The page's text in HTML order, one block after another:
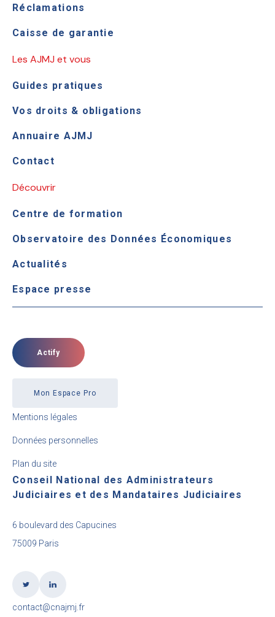
Réclamations
Caisse de garantie
Les AJMJ et vous
Guides pratiques
Vos droits & obligations
Annuaire AJMJ
Contact
Découvrir
Centre de formation
Observatoire des Données Économiques
Actualités
Espace presse
Actify
Mon Espace Pro
Mentions légales
Données personnelles
Plan du site
Conseil National des Administrateurs
Judiciaires et des Mandataires Judiciaires
6 boulevard des Capucines
75009 Paris
contact@cnajmj.fr